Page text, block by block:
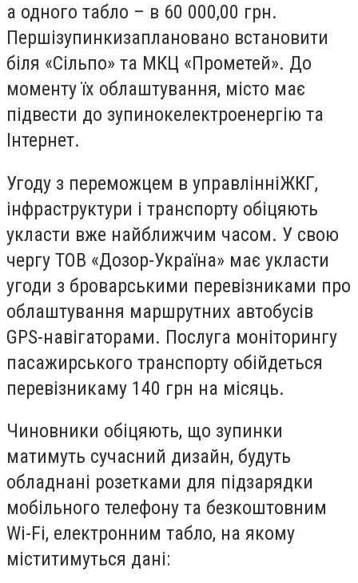
а одного табло – в 60 000,00 грн.
Першізупинкизаплановано встановити
біля «Сільпо» та МКЦ «Прометей». До
моменту їх облаштування, місто має
підвести до зупинокелектроенергію та
Інтернет.
Угоду з переможцем в управлінніЖКГ,
інфраструктури і транспорту обіцяють
укласти вже найближчим часом. У свою
чергу ТОВ «Дозор-Україна» має укласти
угоди з броварськими перевізниками про
облаштування маршрутних автобусів
GPS-навігаторами. Послуга моніторингу
пасажирського транспорту обійдеться
перевізникаму 140 грн на місяць.
Чиновники обіцяють, що зупинки
матимуть сучасний дизайн, будуть
обладнані розетками для підзарядки
мобільного телефону та безкоштовним
Wi-Fi, електронним табло, на якому
міститимуться дані: